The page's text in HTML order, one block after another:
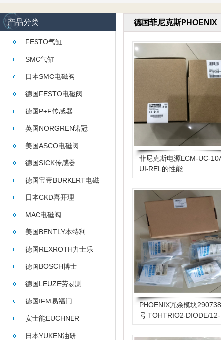
产品分类
FESTO气缸
SMC气缸
日本SMC电磁阀
德国FESTO电磁阀
德国P+F传感器
英国NORGREN诺冠
美国ASCO电磁阀
德国SICK传感器
德国宝帝BURKERT电磁
阀
日本CKD喜开理
MAC电磁阀
美国BENTLY本特利
德国REXROTH力士乐
德国BOSCH博士
德国LEUZE劳易测
德国IFM易福门
安士能EUCHNER
日本YUKEN油研
德国菲尼克斯PHOENIX
菲尼克斯电源ECM-UC-
UI-REL的性能
PHOENIX冗余模块
号ITOHTRIO2-DIODE/12-